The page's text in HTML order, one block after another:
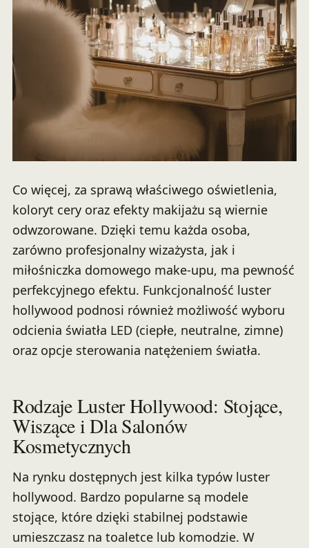
Co więcej, za sprawą właściwego oświetlenia,
koloryt cery oraz efekty makijażu są wiernie
odwzorowane. Dzięki temu każda osoba,
zarówno profesjonalny wizażysta, jak i
miłośniczka domowego make-upu, ma pewność
perfekcyjnego efektu. Funkcjonalność luster
hollywood podnosi również możliwość wyboru
odcienia światła LED (ciepłe, neutralne, zimne)
oraz opcje sterowania natężeniem światła.
Rodzaje Luster Hollywood: Stojące,
Wiszące i Dla Salonów
Kosmetycznych
Na rynku dostępnych jest kilka typów luster
hollywood. Bardzo popularne są modele
stojące, które dzięki stabilnej podstawie
umieszczasz na toaletce lub komodzie. W